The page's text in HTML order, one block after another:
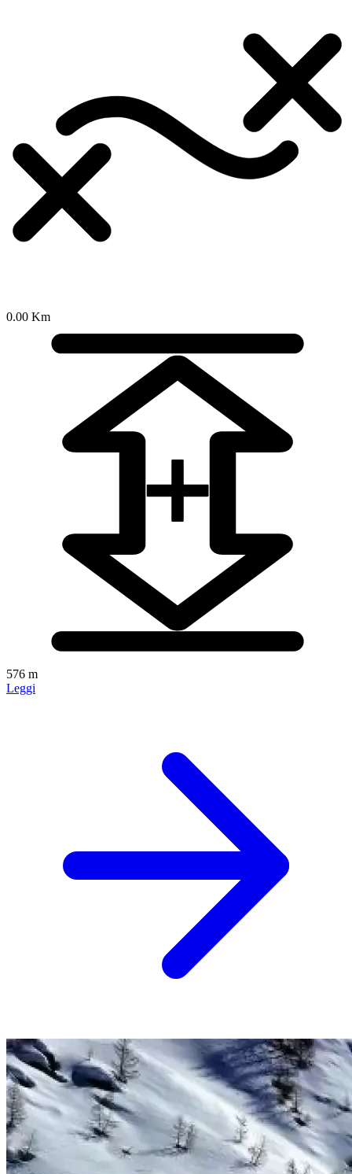
0.00 Km
576 m
Leggi